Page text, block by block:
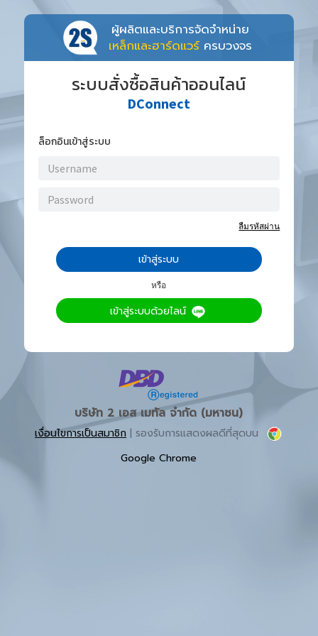
ผู้ผลิตและบริการจัดจำหน่าย
เหล็กและฮาร์ดแวร์ครบวงจร
ระบบสั่งซื้อสินค้าออนไลน์
DConnect
ล็อกอินเข้าสู่ระบบ
ลืมรหัสผ่าน
เข้าสู่ระบบ
หรือ
เข้าสู่ระบบด้วยไลน์
บริษัท 2 เอส เมทัล จำกัด (มหาชน)
เงื่อนไขการเป็นสมาชิก | รองรับการแสดงผลดีที่สุดบน
Google Chrome